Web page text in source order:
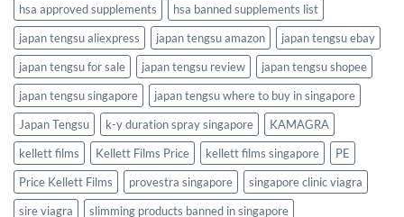
hsa approved supplements
hsa banned supplements list
japan tengsu aliexpress
japan tengsu amazon
japan tengsu ebay
japan tengsu for sale
japan tengsu review
japan tengsu shopee
japan tengsu singapore
japan tengsu where to buy in singapore
Japan Tengsu
k-y duration spray singapore
KAMAGRA
kellett films
Kellett Films Price kellett films singapore
PE
Price Kellett Films
provestra singapore
singapore clinic viagra
sire viagra
slimming products banned in singapore